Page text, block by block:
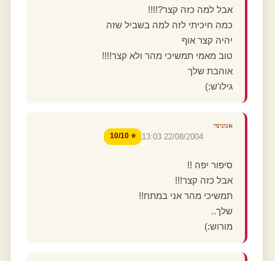
אבל למה כזה קצר?!!!!
כמה חיכיתי לזה למה בשביל שזה
יהיה קצר אוף
טוב מאמי תמשיכי מהר ולא קצר!!!!
אוהבת שלך
גילו'ש:)
אנונימי
22/08/2004 13:03
⭐ 10/10
סיפור יפה !!
אבל כזה קצר!!!
תמשיכי מהר אני במתח!!
שלך..
מורוש:)